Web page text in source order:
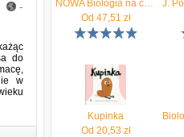
-
do
w
NOWA Biologia na czasie 2. Podręcznik.Liceum i technikum. Zakres podstawowy. Edycja 2024
Od 47,51 zł
Kupinka
Od 20,53 zł